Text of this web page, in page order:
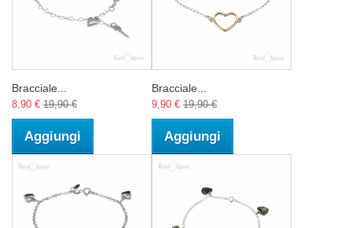
Bracciale...
8,90 € 19,90 €
Aggiungi
Bracciale...
9,90 € 19,90 €
Aggiungi